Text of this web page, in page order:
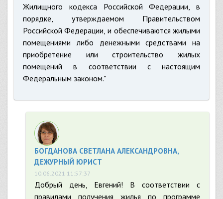
Жилищного кодекса Российской Федерации, в
порядке, утверждаемом Правительством
Российской Федерации, и обеспечиваются жилыми
помещениями либо денежными средствами на
приобретение или строительство жилых
помещений в соответствии с настоящим
Федеральным законом."
БОГДАНОВА СВЕТЛАНА АЛЕКСАНДРОВНА,
ДЕЖУРНЫЙ ЮРИСТ
10.06.2021 11:57:37
Добрый день, Евгений! В соответствии с
правилами получения жилья по программе